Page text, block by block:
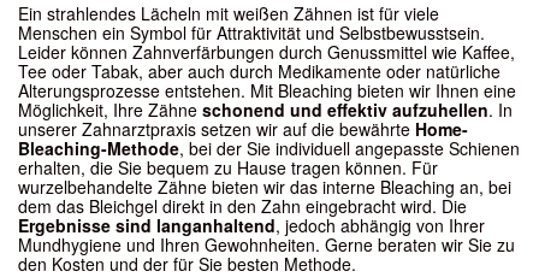
Ein strahlendes Lächeln mit weißen Zähnen ist für viele
Menschen ein Symbol für Attraktivität und Selbstbewusstsein.
Leider können Zahnverfärbungen durch Genussmittel wie Kaffee,
Tee oder Tabak, aber auch durch Medikamente oder natürliche
Alterungsprozesse entstehen. Mit Bleaching bieten wir Ihnen eine
Möglichkeit, Ihre Zähne schonend und effektiv aufzuhellen. In
unserer Zahnarztpraxis setzen wir auf die bewährte Home-
Bleaching-Methode, bei der Sie individuell angepasste Schienen
erhalten, die Sie bequem zu Hause tragen können. Für
wurzelbehandelte Zähne bieten wir das interne Bleaching an, bei
dem das Bleichgel direkt in den Zahn eingebracht wird. Die
Ergebnisse sind langanhaltend, jedoch abhängig von Ihrer
Mundhygiene und Ihren Gewohnheiten. Gerne beraten wir Sie zu
den Kosten und der für Sie besten Methode.